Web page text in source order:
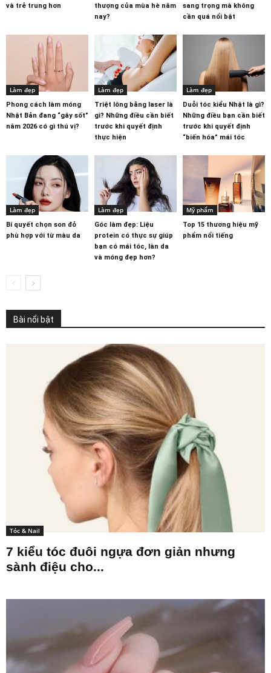
và trẻ trung hơn
thượng của mùa hè năm
nay?
sang trọng mà không
cần quá nổi bật
Làm đẹp
Phong cách làm móng
Nhật Bản đang “gây sốt”
năm 2026 có gì thú vị?
Làm đẹp
Triệt lông bằng laser là
gì? Những điều cần biết
trước khi quyết định
thực hiện
Làm đẹp
Duỗi tóc kiểu Nhật là gì?
Những điều bạn cần biết
trước khi quyết định
“biến hóa” mái tóc
Làm đẹp
Bí quyết chọn son đỏ
phù hợp với từ màu da
Làm đẹp
Góc làm đẹp: Liệu
protein có thực sự giúp
bạn có mái tóc, làn da
và móng đẹp hơn?
Mỹ phẩm
Top 15 thương hiệu mỹ
phẩm nổi tiếng
Bài nổi bật
Tóc & Nail
7 kiểu tóc đuôi ngựa đơn giản nhưng
sành điệu cho...